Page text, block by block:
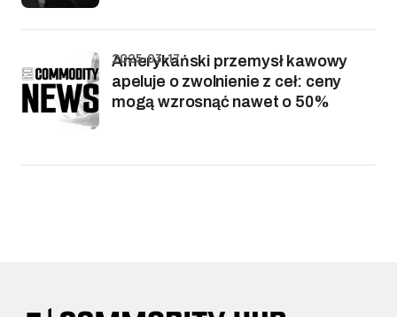
Amerykański przemysł kawowy
apeluje o zwolnienie z ceł: ceny
mogą wzrosnąć nawet o 50%
2025-03-17